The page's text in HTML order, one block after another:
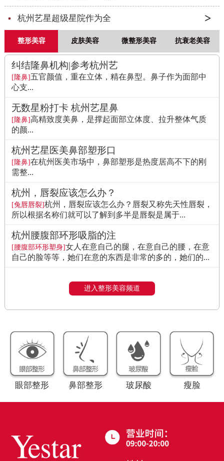
杭州艺星超级星院作为全
整形美容 皮肤美容 微整形美容 抗衰老美容
纠结隆鼻机构|参考杭州艺
[隆鼻]五官颜值，重在立体，精在鼻型。鼻子作为面部中
心支...
无数星粉打卡 杭州艺星鼻
[隆鼻]高精致度美鼻，是撑起面部立体度、拉升整体气质
的颜...
杭州艺星医美鼻部塑形口
[隆鼻]在杭州医美市场中，鼻部塑形是热度居高不下的刚
需整...
杭州，唇裂应该怎么办？
[兔唇唇裂]杭州，唇裂应该怎么办？唇裂又称先天性唇裂，
所以根据名称们就可以了解到多半是唇裂是属于...
杭州腰腹部环形吸脂的注
[腰腹部环形塑身]女人在意自己的腿，在意自己的腰，在意
自己的脸等等，她们在意的东西是非常的多的，她们的...
进入整形美容频道
眼部整形 鼻部整形 玻尿酸 瘦脸